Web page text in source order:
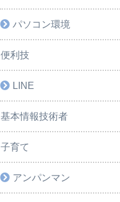
パソコン環境
便利技
LINE
基本情報技術者
子育て
アンパンマン